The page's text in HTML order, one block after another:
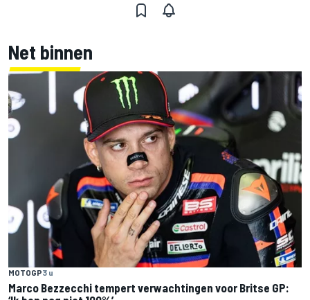
Net binnen
MOTOGP3 u
Marco Bezzecchi tempert verwachtingen voor Britse GP: